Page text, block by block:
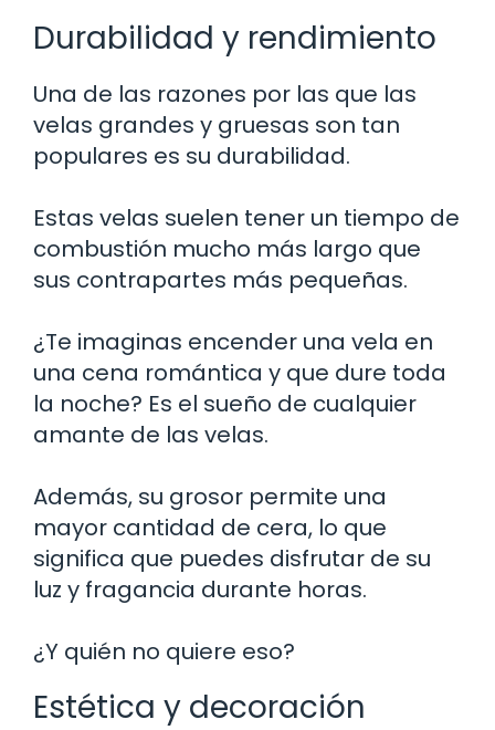
Durabilidad y rendimiento
Una de las razones por las que las
velas grandes y gruesas son tan
populares es su durabilidad.
Estas velas suelen tener un tiempo de
combustión mucho más largo que
sus contrapartes más pequeñas.
¿Te imaginas encender una vela en
una cena romántica y que dure toda
la noche? Es el sueño de cualquier
amante de las velas.
Además, su grosor permite una
mayor cantidad de cera, lo que
significa que puedes disfrutar de su
luz y fragancia durante horas.
¿Y quién no quiere eso?
Estética y decoración